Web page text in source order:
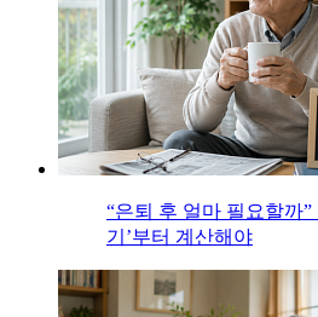
“은퇴 후 얼마 필요할까”
기’부터 계산해야